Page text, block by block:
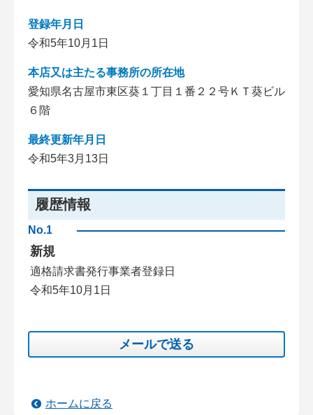
登録年月日
令和5年10月1日
本店又は主たる事務所の所在地
愛知県名古屋市東区葵１丁目１番２２号ＫＴ葵ビル
６階
最終更新年月日
令和5年3月13日
履歴情報
No.1
新規
適格請求書発行事業者登録日
令和5年10月1日
メールで送る
ホームに戻る